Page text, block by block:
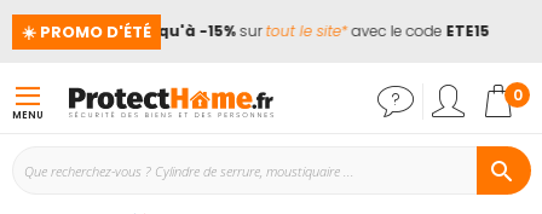
☀️ PROMO D'ÉTÉ
! 📢Jusqu'à -15%surtout le site*avec le codeETE15
MENU
0